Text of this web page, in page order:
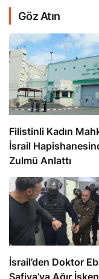
Göz Atın
Filistinli Kadın
İsrail
Zulmü Anlattı
İsrail’den Doktor
Safiya’ya Ağır